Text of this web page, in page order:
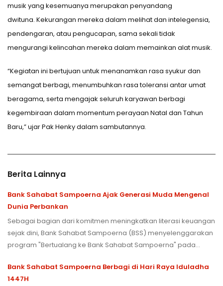
musik yang kesemuanya merupakan penyandang
dwituna. Kekurangan mereka dalam melihat dan intelegensia,
pendengaran, atau pengucapan, sama sekali tidak
mengurangi kelincahan mereka dalam memainkan alat musik.
“Kegiatan ini bertujuan untuk menanamkan rasa syukur dan
semangat berbagi, menumbuhkan rasa toleransi antar umat
beragama, serta mengajak seluruh karyawan berbagi
kegembiraan dalam momentum perayaan Natal dan Tahun
Baru,” ujar Pak Henky dalam sambutannya.
Berita Lainnya
Bank Sahabat Sampoerna Ajak Generasi Muda Mengenal
Dunia Perbankan
Sebagai bagian dari komitmen meningkatkan literasi keuangan
sejak dini, Bank Sahabat Sampoerna (BSS) menyelenggarakan
program "Bertualang ke Bank Sahabat Sampoerna" pada
dari kelas 4 Sekolah Dasar hingga kelas 3 Sekolah Menengah
Pertama dan dibuka oleh Direktur Information Technology BSS,
Bank Sahabat Sampoerna Berbagi di Hari Raya Iduladha
1447H